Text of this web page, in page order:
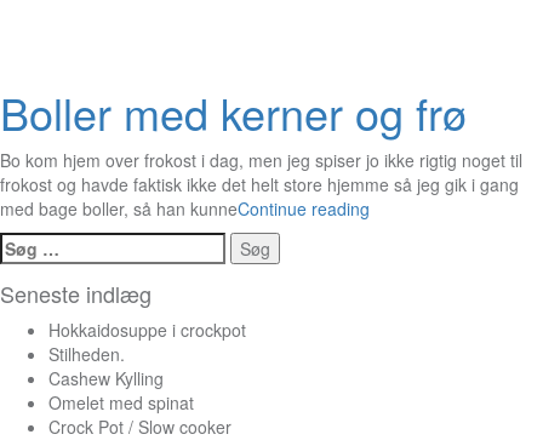
Boller med kerner og frø
Bo kom hjem over frokost i dag, men jeg spiser jo ikke rigtig noget til
frokost og havde faktisk ikke det helt store hjemme så jeg gik i gang
med bage boller, så han kunneContinue reading
Søg
efter:
Seneste indlæg
Hokkaidosuppe i crockpot
Stilheden.
Cashew Kylling
Omelet med spinat
Crock Pot / Slow cooker